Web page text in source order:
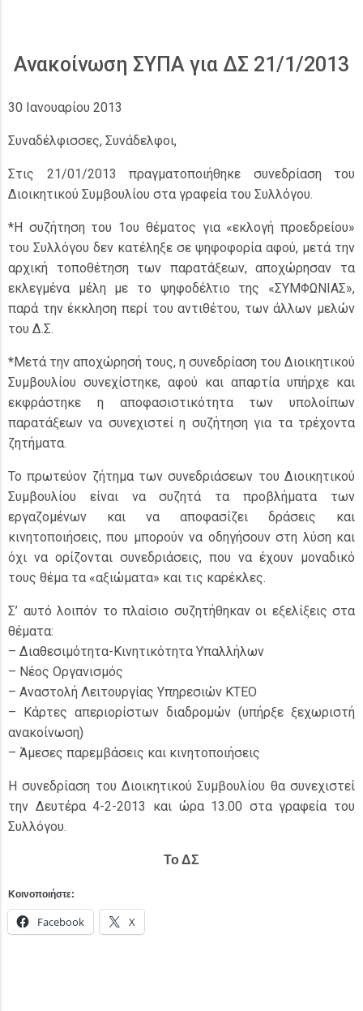
Ανακοίνωση ΣΥΠΑ για ΔΣ 21/1/2013
30 Ιανουαρίου 2013
Συναδέλφισσες, Συνάδελφοι,
Στις 21/01/2013 πραγματοποιήθηκε συνεδρίαση του
Διοικητικού Συμβουλίου στα γραφεία του Συλλόγου.
*Η συζήτηση του 1ου θέματος για «εκλογή προεδρείου»
του Συλλόγου δεν κατέληξε σε ψηφοφορία αφού, μετά την
αρχική τοποθέτηση των παρατάξεων, αποχώρησαν τα
εκλεγμένα μέλη με το ψηφοδέλτιο της «ΣΥΜΦΩΝΙΑΣ»,
παρά την έκκληση περί του αντιθέτου, των άλλων μελών
του Δ.Σ.
*Μετά την αποχώρησή τους, η συνεδρίαση του Διοικητικού
Συμβουλίου συνεχίστηκε, αφού και απαρτία υπήρχε και
εκφράστηκε η αποφασιστικότητα των υπολοίπων
παρατάξεων να συνεχιστεί η συζήτηση για τα τρέχοντα
ζητήματα.
Το πρωτεύον ζήτημα των συνεδριάσεων του Διοικητικού
Συμβουλίου είναι να συζητά τα προβλήματα των
εργαζομένων και να αποφασίζει δράσεις και
κινητοποιήσεις, που μπορούν να οδηγήσουν στη λύση και
όχι να ορίζονται συνεδριάσεις, που να έχουν μοναδικό
τους θέμα τα «αξιώματα» και τις καρέκλες.
Σ’ αυτό λοιπόν το πλαίσιο συζητήθηκαν οι εξελίξεις στα
θέματα:
– Διαθεσιμότητα-Κινητικότητα Υπαλλήλων
– Νέος Οργανισμός
– Αναστολή Λειτουργίας Υπηρεσιών ΚΤΕΟ
– Κάρτες απεριορίστων διαδρομών (υπήρξε ξεχωριστή
ανακοίνωση)
– Άμεσες παρεμβάσεις και κινητοποιήσεις
Η συνεδρίαση του Διοικητικού Συμβουλίου θα συνεχιστεί
την Δευτέρα 4-2-2013 και ώρα 13.00 στα γραφεία του
Συλλόγου.
Το ΔΣ
Κοινοποιήστε:
Facebook X